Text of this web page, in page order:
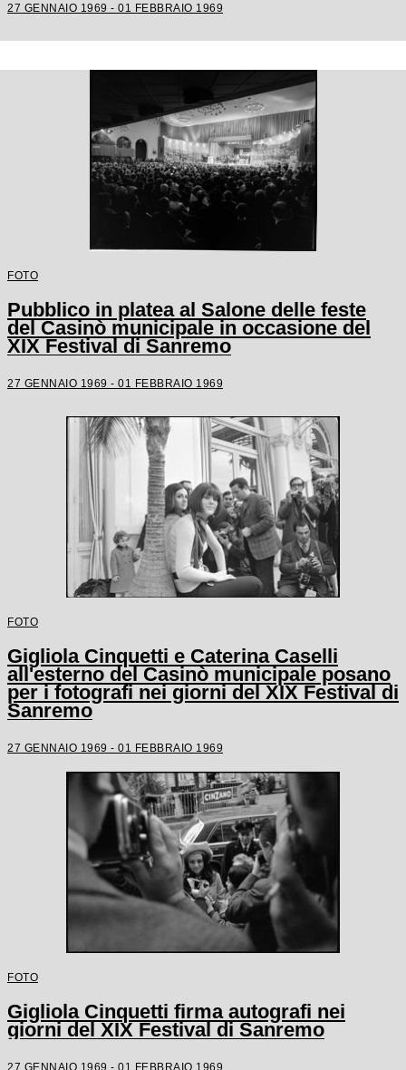
27 GENNAIO 1969 - 01 FEBBRAIO 1969
FOTO
Pubblico in platea al Salone delle feste
del Casinò municipale in occasione del
XIX Festival di Sanremo
27 GENNAIO 1969 - 01 FEBBRAIO 1969
FOTO
Gigliola Cinquetti e Caterina Caselli
all'esterno del Casinò municipale posano
per i fotografi nei giorni del XIX Festival di
Sanremo
27 GENNAIO 1969 - 01 FEBBRAIO 1969
FOTO
Gigliola Cinquetti firma autografi nei
giorni del XIX Festival di Sanremo
27 GENNAIO 1969 - 01 FEBBRAIO 1969